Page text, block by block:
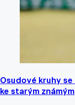
Osudové kruhy
ke starým známým